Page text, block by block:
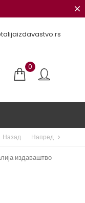
0
Назад Напред chevron_right
издаваштво